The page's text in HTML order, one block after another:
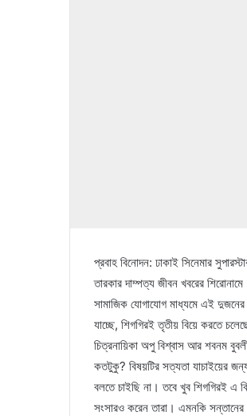
প্রবাহ বিনোদন: ঢাকাই সিনেমার
তারকার দাম্পত্য জীবন খবরের
সামাজিক যোগাযোগ মাধ্যমে এই
যাচ্ছে, শিগগিরই তৃতীয় বিয়ে করতে
চিত্রনায়িকা অপু বিশ্বাস আর শবনম
কতটুকু? বিষয়টির সত্যতা যাচাইয়ের
বলতে চাইছি না। তবে খুব শিগগিরই এ
সংসারও করেন তারা। এমনকি